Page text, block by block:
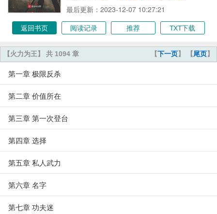
最后更新：2023-12-07 10:27:21
返回书页
阅读记录 推荐 TXT下载
【下一页】 【尾页】
【火力为王】 共 1094 章
第一章 极限反杀
第二章 价值所在
第三章 第一次登台
第四章 选择
第五章 私人武力
第六章 名字
第七章 功夫迷